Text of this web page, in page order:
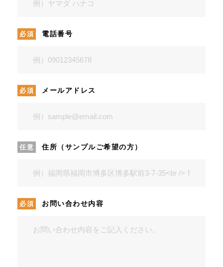
電話番号
メールアドレス
住所（サンプルご希望の方）
お問い合わせ内容